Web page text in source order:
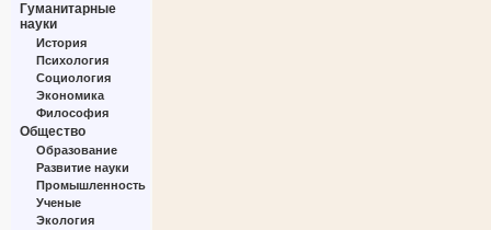
Гуманитарные
науки
История
Психология
Социология
Экономика
Философия
Общество
Образование
Развитие науки
Промышленность
Ученые
Экология